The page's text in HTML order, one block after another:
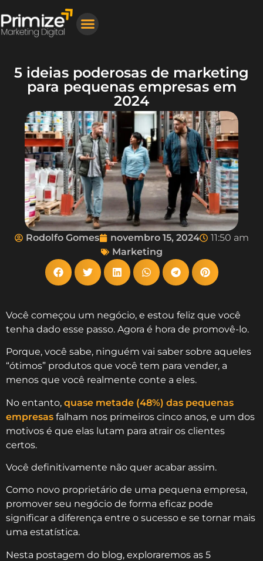
5 ideias poderosas de marketing
para pequenas empresas em
2024
Rodolfo Gomes novembro 15, 2024
11:50 am
Marketing
Você começou um negócio, e estou feliz que você
tenha dado esse passo. Agora é hora de promovê-lo.
Porque, você sabe, ninguém vai saber sobre aqueles
“ótimos” produtos que você tem para vender, a
menos que você realmente conte a eles.
No entanto, quase metade (48%) das pequenas
empresas falham nos primeiros cinco anos, e um dos
motivos é que elas lutam para atrair os clientes
certos.
Você definitivamente não quer acabar assim.
Como novo proprietário de uma pequena empresa,
promover seu negócio de forma eficaz pode
significar a diferença entre o sucesso e se tornar mais
uma estatística.
Nesta postagem do blog, exploraremos as 5